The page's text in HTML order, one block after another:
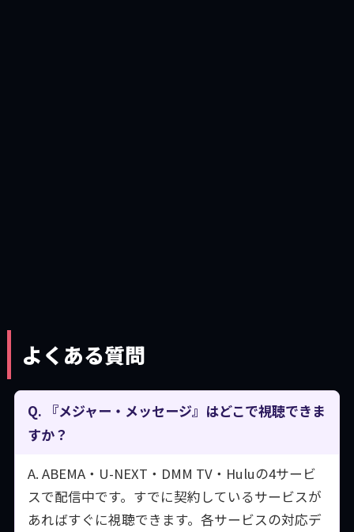
よくある質問
Q. 『メジャー・メッセージ』はどこで視聴できま
すか？
A. ABEMA・U-NEXT・DMM TV・Huluの4サービ
スで配信中です。すでに契約しているサービスが
あればすぐに視聴できます。各サービスの対応デ